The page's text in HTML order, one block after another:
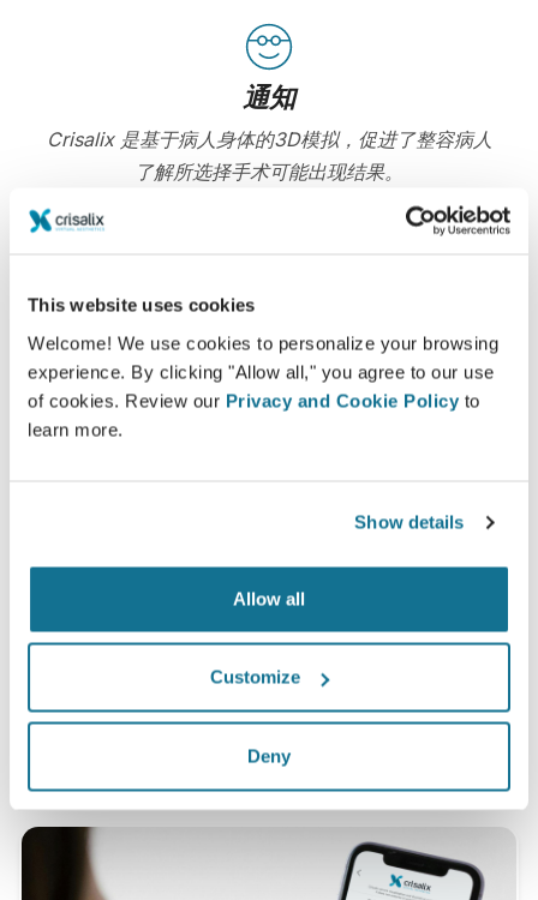
This website uses cookies
Welcome! We use cookies to personalize your browsing
experience. By clicking "Allow all," you agree to our use
of cookies. Review our Privacy and Cookie Policy to
learn more.
Show details
Allow all
Customize
Deny
通知
Crisalix 是基于病人身体的3D模拟，促进了整容病人
了解所选择手术可能出现结果。
自信的
参与这项决策过程，可以帮助病人自己做出决定
*在线调查显示：在瑞士，2010年5月-2011年9月经历过隆胸手术的